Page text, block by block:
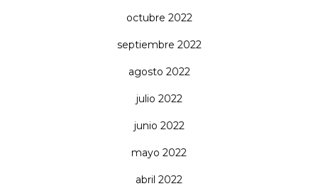
octubre 2022
septiembre 2022
agosto 2022
julio 2022
junio 2022
mayo 2022
abril 2022